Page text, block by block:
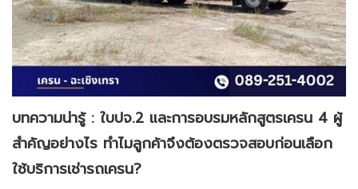
บทความน่ารู้ : ใบปจ.2 และการอบรมหลักสูตรเครน 4 ผู้
สำคัญอย่างไร ทำไมลูกค้าจึงต้องตรวจสอบก่อนเลือก
ใช้บริการเช่ารถเครน?